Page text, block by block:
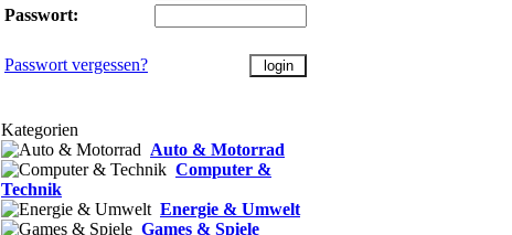
Passwort:
Passwort vergessen?
Kategorien
Auto & Motorrad
Computer &
Technik
Energie & Umwelt
Games & Spiele